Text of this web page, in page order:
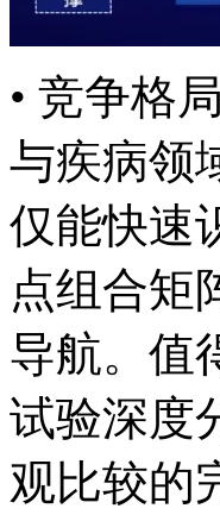
• 竞争格
与疾病领
仅能快速
点组合矩
导航。值
试验深度
观比较的